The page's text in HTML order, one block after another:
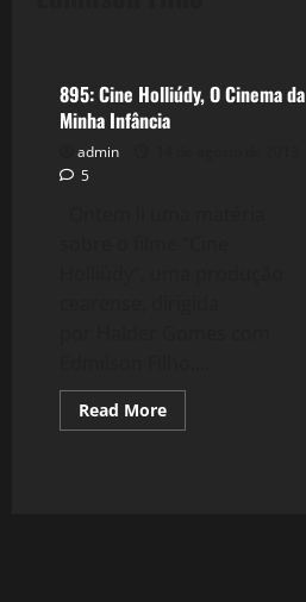
895: Cine Holliúdy, O Cinema da
Minha Infância
admin
5
Read MoreRead
more